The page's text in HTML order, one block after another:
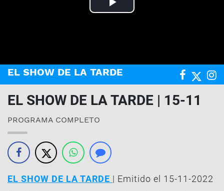
Play
EL SHOW DE LA TARDE
EL SHOW DE LA TARDE | 15-11
PROGRAMA COMPLETO
EL SHOW DE LA TARDE | Emitido el 15-11-2022